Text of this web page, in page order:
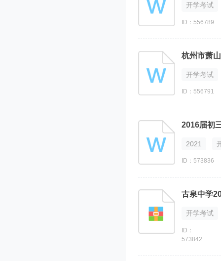
开学考试
ID：556789
杭州市萧
开学考试
ID：556791
2016届初
2021
ID：573836
古泉中学
开学考试
ID：
573842